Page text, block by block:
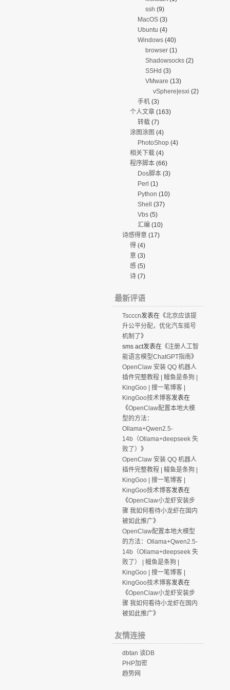
ssh (9)
MacOS(3)
Ubuntu (4)
Windows(40)
browser(1)
Shadowsocks(2)
SSHd (3)
VMware (13)
vSphere|esxi (2)
手机(3)
个人文章(163)
转载(7)
涂图涂图 (4)
PhotoShop(4)
相关下载(4)
程序脚本(66)
Dos脚本(3)
Perl (1)
Python (10)
Shell (37)
Vbs(5)
汇编 (10)
诗感得意(17)
得(4)
意(3)
感(5)
诗(7)
最新评语
Tscccn发表在《北京应该提
升公平分配，优化汽车摇号
机制了》
sms act发表在《注册人工智
能语言模型ChatGPT指南》
OpenClaw 安装 QQ 机器人
插件完整教程 | 鳗鱼是条狗 |
KingGoo | 搜一笔博客 |
KingGoo技术博客发表在
《OpenClaw配置本地大模
型的方法：
Ollama+Qwen2.5-
14b（Ollama+deepseek 失
败了）
》
OpenClaw 安装 QQ 机器人
插件完整教程 | 鳗鱼是条狗 |
KingGoo | 搜一笔博客 |
KingGoo技术博客发表在
《OpenClaw小龙虾安装步
骤 我如何看待小龙虾在国内
被如此推广》
OpenClaw配置本地大模型
的方法：Ollama+Qwen2.5-
14b（Ollama+deepseek 失
败了） | 鳗鱼是条狗 |
KingGoo | 搜一笔博客 |
KingGoo技术博客发表在
《OpenClaw小龙虾安装步
骤 我如何看待小龙虾在国内
被如此推广》
友情连接
dbtan 谈DB
PHP加密
趋势网